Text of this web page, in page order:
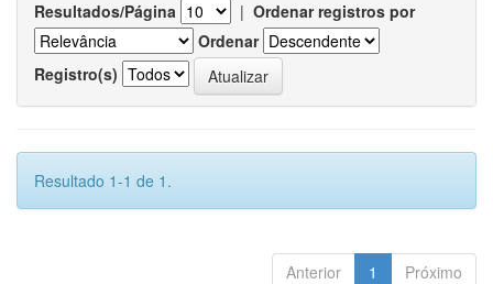
Resultados/Página | Ordenar registros por
Ordenar
Registro(s)
Resultado 1-1 de 1.
Anterior 1 Próximo